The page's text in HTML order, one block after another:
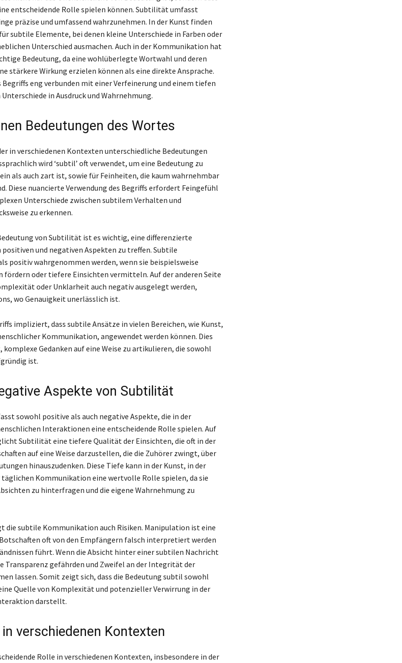
entscheidende Rolle spielen können. Subtilität umfasst
präzise und umfassend wahrzunehmen. In der Kunst finden
subtile Elemente, bei denen kleine Unterschiede in Farben oder
Unterschied ausmachen. Auch in der Kommunikation hat
Bedeutung, da eine wohlüberlegte Wortwahl und deren
stärkere Wirkung erzielen können als eine direkte Ansprache.
eng verbunden mit einer Verfeinerung und einem tiefen
in Ausdruck und Wahrnehmung.
Bedeutungen des Wortes
in verschiedenen Kontexten unterschiedliche Bedeutungen
wird ‘subtil’ oft verwendet, um eine Bedeutung zu
als auch zart ist, sowie für Feinheiten, die kaum wahrnehmbar
Diese nuancierte Verwendung des Begriffs erfordert Feingefühl
Unterschiede zwischen subtilem Verhalten und
zu erkennen.
von Subtilität ist es wichtig, eine differenzierte
und negativen Aspekten zu treffen. Subtile
positiv wahrgenommen werden, wenn sie beispielsweise
fördern oder tiefere Einsichten vermitteln. Auf der anderen Seite
oder Unklarheit auch negativ ausgelegt werden,
wo Genauigkeit unerlässlich ist.
impliziert, dass subtile Ansätze in vielen Bereichen, wie Kunst,
Kommunikation, angewendet werden können. Dies
Gedanken auf eine Weise zu artikulieren, die sowohl
ist.
Aspekte von Subtilität
sowohl positive als auch negative Aspekte, die in der
Interaktionen eine entscheidende Rolle spielen. Auf
Subtilität eine tiefere Qualität der Einsichten, die oft in der
auf eine Weise darzustellen, die die Zuhörer zwingt, über
hinauszudenken. Diese Tiefe kann in der Kunst, in der
Kommunikation eine wertvolle Rolle spielen, da sie
zu hinterfragen und die eigene Wahrnehmung zu
die subtile Kommunikation auch Risiken. Manipulation ist eine
oft von den Empfängern falsch interpretiert werden
führt. Wenn die Absicht hinter einer subtilen Nachricht
Transparenz gefährden und Zweifel an der Integrität der
lassen. Somit zeigt sich, dass die Bedeutung subtil sowohl
Quelle von Komplexität und potenzieller Verwirrung in der
darstellt.
verschiedenen Kontexten
Rolle in verschiedenen Kontexten, insbesondere in der